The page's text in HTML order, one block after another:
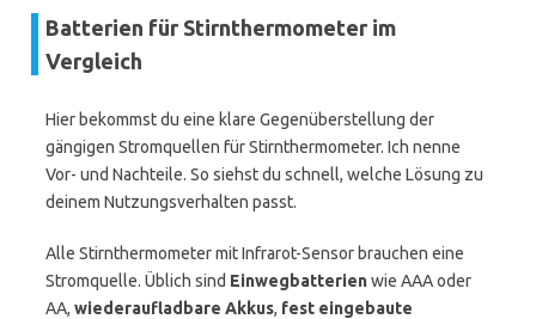
Batterien für Stirnthermometer im
Vergleich
Hier bekommst du eine klare Gegenüberstellung der
gängigen Stromquellen für Stirnthermometer. Ich nenne
Vor- und Nachteile. So siehst du schnell, welche Lösung zu
deinem Nutzungsverhalten passt.
Alle Stirnthermometer mit Infrarot-Sensor brauchen eine
Stromquelle. Üblich sind Einwegbatterienwie AAA oder
AA, wiederaufladbare Akkus, fest eingebaute